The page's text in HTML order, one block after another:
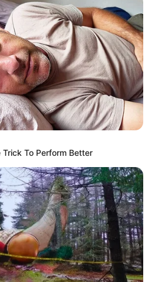
Trick To Perform Better